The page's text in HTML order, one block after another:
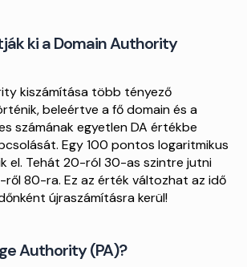
ki a Domain Authority
kiszámítása több tényező
beleértve a fő domain és a
számának egyetlen DA értékbe
Egy 100 pontos logaritmikus
el. Tehát 20-ról 30-as szintre jutni
80-ra. Ez az érték változhat az idő
újraszámításra kerül!
Authority (PA)?